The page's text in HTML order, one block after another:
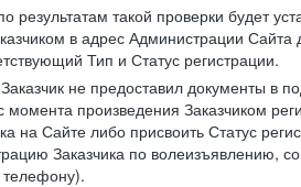
результатам такой проверки будет
в адрес Администрации
Тип и Статус регистрации.
не предоставил документы в
момента произведения Заказчиком
на Сайте либо присвоить Статус
Заказчика по